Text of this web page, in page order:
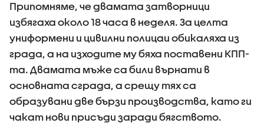
Припомняме, че двамата затворници
избягаха около 18 часа в неделя. За целта
униформени и цивилни полицаи обикаляха из
града, а на изходите му бяха поставени КПП-
та. Двамата мъже са били върнати в
основната сграда, а срещу тях са
образувани две бързи производства, като ги
чакат нови присъди заради бягството.